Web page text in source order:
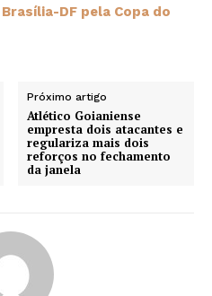
DF pela Copa do
Próximo artigo
Atlético Goianiense
empresta dois atacantes e
regulariza mais dois
reforços no fechamento
da janela